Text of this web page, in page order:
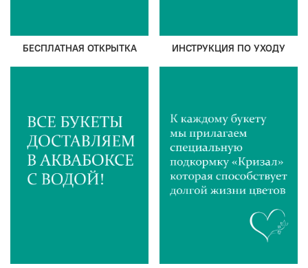
БЕСПЛАТНАЯ ОТКРЫТКА ИНСТРУКЦИЯ ПО УХОДУ